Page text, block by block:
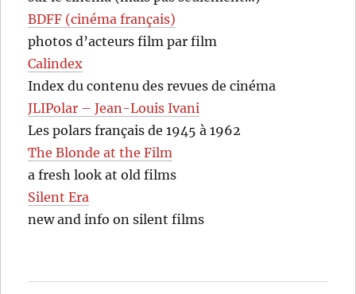
BDFF (cinéma français)
photos d’acteurs film par film
Calindex
Index du contenu des revues de cinéma
JLIPolar – Jean-Louis Ivani
Les polars français de 1945 à 1962
The Blonde at the Film
a fresh look at old films
Silent Era
new and info on silent films